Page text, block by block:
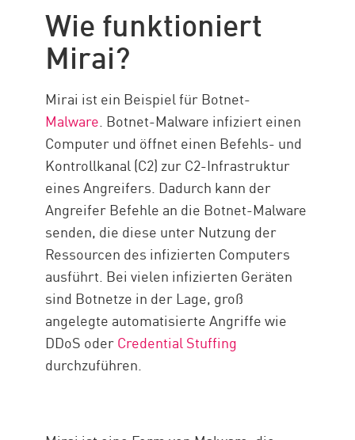
Die Drohung
So schützen Sie sich
Mirai-Malware-Schutz mit
Check Point
Ressourcen
Wie funktioniert
Mirai?
Mirai ist ein Beispiel für Botnet-
Malware. Botnet-Malware infiziert einen
Computer und öffnet einen Befehls- und
Kontrollkanal (C2) zur C2-Infrastruktur
eines Angreifers. Dadurch kann der
Angreifer Befehle an die Botnet-Malware
senden, die diese unter Nutzung der
Ressourcen des infizierten Computers
ausführt. Bei vielen infizierten Geräten
sind Botnetze in der Lage, groß
angelegte automatisierte Angriffe wie
DDoS oderCredential Stuffing
durchzuführen.